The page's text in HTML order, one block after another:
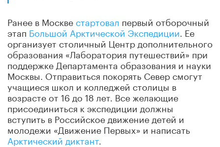
Ранее в Москве стартовал первый отборочный
этап Большой Арктической Экспедиции . Ее
организует столичный Центр дополнительного
образования «Лаборатория путешествий» при
поддержке Департамента образования и науки
Москвы. Отправиться покорять Север смогут
учащиеся школ и колледжей столицы в
возрасте от 16 до 18 лет. Все желающие
присоединиться к экспедиции должны
вступить в Российское движение детей и
молодежи «Движение Первых» и написать
Арктический диктант.